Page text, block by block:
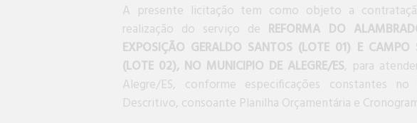
A presente licitação tem como objeto a
realização do serviço de REFORMA DO
EXPOSIÇÃO GERALDO SANTOS (LOTE 01) E CAMPO
(LOTE 02), NO MUNICIPIO DE ALEGRE/ES, para
Alegre/ES, conforme especificações constantes
Descritivo, consoante Planilha Orçamentária e